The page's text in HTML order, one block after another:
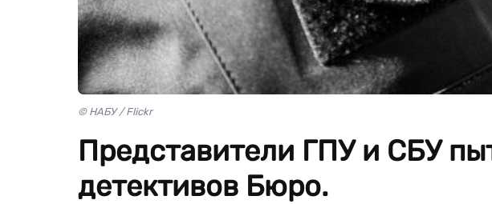
© НАБУ / Flickr
Представители ГПУ и СБУ
детективов Бюро.